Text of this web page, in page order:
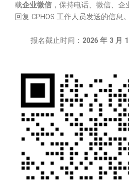
载企业微信 ，保持电话、微信、
回复 CPHOS 工作人员发送的信息。
报名截止时间： 2026 年 3 月